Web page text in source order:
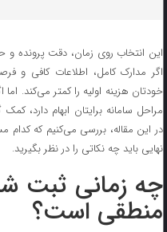
این انتخاب روی زمان، دقت پرونده و
اگر مدارک کامل، اطلاعات کافی و
خودتان هزینه اولیه را کمتر می‌کند.
مراحل سامانه برایتان ابهام
در این مقاله، بررسی می‌کنیم که
نهایی باید چه نکاتی را در نظر بگیرید.
چه زمانی ثبت
منطقی است؟